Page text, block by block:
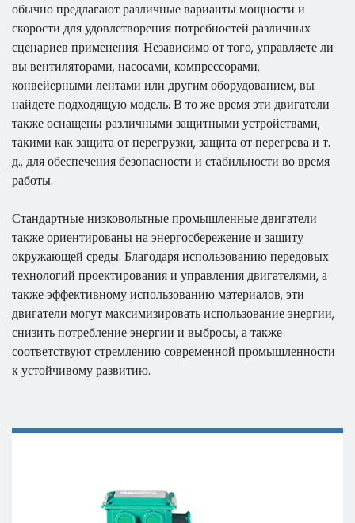
обычно предлагают различные варианты мощности и
скорости для удовлетворения потребностей различных
сценариев применения. Независимо от того, управляете ли
вы вентиляторами, насосами, компрессорами,
конвейерными лентами или другим оборудованием, вы
найдете подходящую модель. В то же время эти двигатели
также оснащены различными защитными устройствами,
такими как защита от перегрузки, защита от перегрева и т.
д., для обеспечения безопасности и стабильности во время
работы.
Стандартные низковольтные промышленные двигатели
также ориентированы на энергосбережение и защиту
окружающей среды. Благодаря использованию передовых
технологий проектирования и управления двигателями, а
также эффективному использованию материалов, эти
двигатели могут максимизировать использование энергии,
снизить потребление энергии и выбросы, а также
соответствуют стремлению современной промышленности
к устойчивому развитию.